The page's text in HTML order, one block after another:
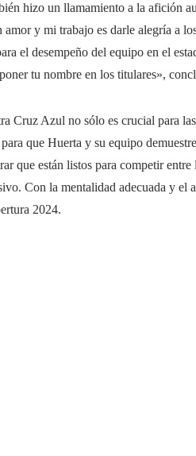
hizo un llamamiento a la afición
amor y mi trabajo es darle alegría a
el desempeño del equipo en el
tu nombre en los titulares»,
Cruz Azul no sólo es crucial para
que Huerta y su equipo
que están listos para competir
Con la mentalidad adecuada y el
2024.